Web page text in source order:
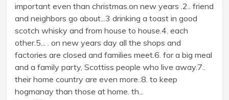
important even than christmas.on new years .2.. friend
and neighbors go about...3 drinking a toast in good
scotch whisky and from house to house.4. each
other.5... . on new years day all the shops and
factories are closed and families meet.6. for a big meal
and a family party, Scottiss people who live away.7..
their home country are even more..8. to keep
hogmanay than those at home. th...